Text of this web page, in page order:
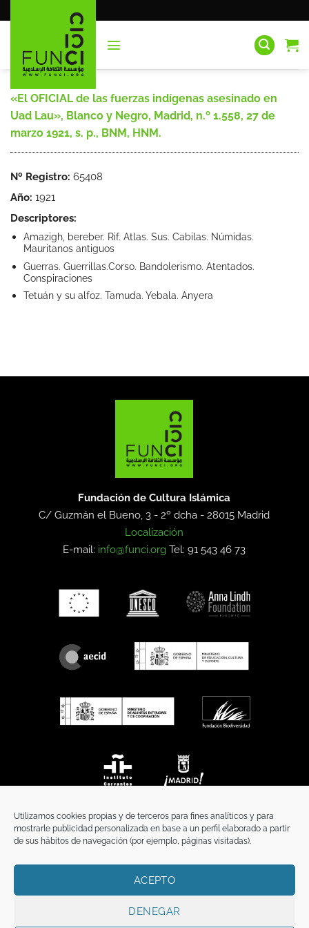
Utilizamos cookies propias y de terceros para fines analíticos y para
mostrarle publicidad personalizada en base a un perfil elaborado a partir
de sus hábitos de navegación (por ejemplo, páginas visitadas).
ACEPTO
DENEGAR
al
«El OFICIAL de las fuerzas indígenas asesinado en
Uad Lau», Blanco y Negro, Madrid, n.º 1.558, 27 de
marzo 1921, s. p., BNM, HNM.
Nº Registro: 65408
Año: 1921
Descriptores:
Amazigh, bereber. Rif. Atlas. Sus. Cabilas. Númidas.
Mauritanos antiguos
Guerras. Guerrillas.Corso. Bandolerismo. Atentados.
Conspiraciones
Tetuán y su alfoz. Tamuda. Yebala. Anyera
Fundación de Cultura Islámica
C/ Guzmán el Bueno, 3 - 2º dcha -28015 Madrid
Localización
E-mail: info@funci.org Tel: 91 543 46 73
TÉRMINOS Y CONDICIONES